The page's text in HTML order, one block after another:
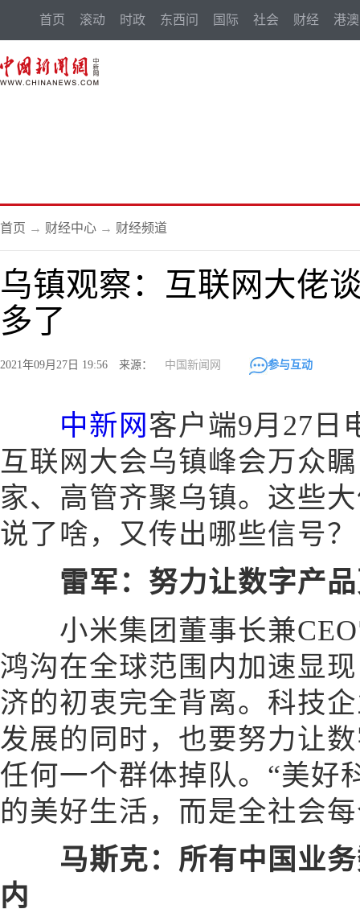
首页 滚动 时政 东西问 国际 社会 财经 港澳
首页 → 财经中心 → 财经频道
乌镇观察：互联网大佬
多了
2021年09月27日 19:56 来源： 中国新闻网 参与互动
中新网 客户端9月27日
互联网大会乌镇峰会万众
家、高管齐聚乌镇。这些
说了啥，又传出哪些信号？
雷军：努力让数字产
小米集团董事长兼CEO
鸿沟在全球范围内加速显
济的初衷完全背离。科技
发展的同时，也要努力让
任何一个群体掉队。“美好
的美好生活，而是全社会
马斯克：所有中国业
内